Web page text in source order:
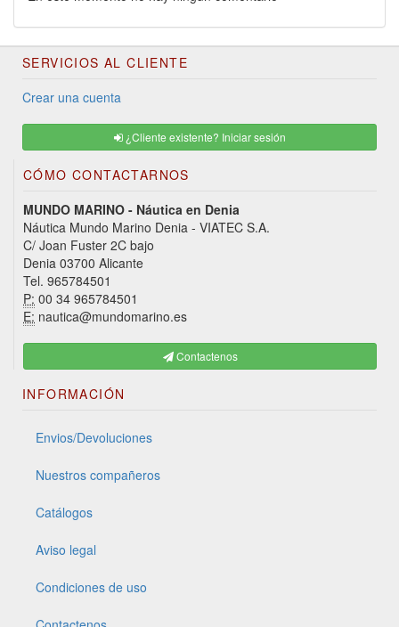
SERVICIOS AL CLIENTE
Crear una cuenta
¿Cliente existente? Iniciar sesión
CÓMO CONTACTARNOS
MUNDO MARINO - Náutica en Denia
Náutica Mundo Marino Denia - VIATEC S.A.
C/ Joan Fuster 2C bajo
Denia 03700 Alicante
Tel. 965784501
P: 00 34 965784501
E: nautica@mundomarino.es
Contactenos
INFORMACIÓN
Envios/Devoluciones
Nuestros compañeros
Catálogos
Aviso legal
Condiciones de uso